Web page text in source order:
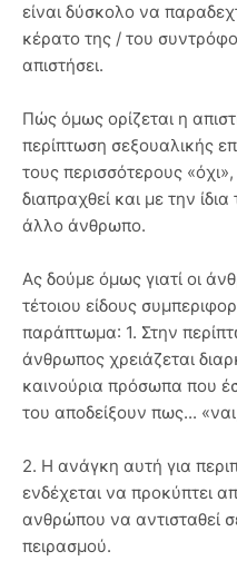
είναι δύσκολο να
κέρατο της / του
απιστήσει.
Πώς όμως ορίζεται η
περίπτωση σεξουαλικής
τους περισσότερους
διαπραχθεί και με την
άλλο άνθρωπο.
Ας δούμε όμως γιατί οι
τέτοιου είδους
παράπτωμα: 1. Στην
άνθρωπος χρειάζεται
καινούρια πρόσωπα που
του αποδείξουν πως...
2. Η ανάγκη αυτή για
ενδέχεται να προκύπτει
ανθρώπου να αντισταθεί
πειρασμού.